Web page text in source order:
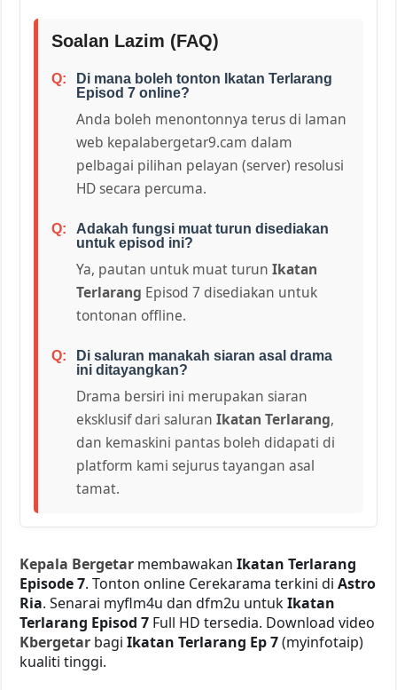
Soalan Lazim (FAQ)
Di mana boleh tonton Ikatan Terlarang
Episod 7 online?
Anda boleh menontonnya terus di laman
web kepalabergetar9.cam dalam
pelbagai pilihan pelayan (server) resolusi
HD secara percuma.
Adakah fungsi muat turun disediakan
untuk episod ini?
Ya, pautan untuk muat turunIkatan
Terlarang Episod 7 disediakan untuk
tontonan offline.
Di saluran manakah siaran asal drama
ini ditayangkan?
Drama bersiri ini merupakan siaran
eksklusif dari saluranIkatan Terlarang,
dan kemaskini pantas boleh didapati di
platform kami sejurus tayangan asal
tamat.
Kepala Bergetar membawakanIkatan Terlarang
Episode 7. Tonton online Cerekarama terkini diAstro
Ria. Senarai myflm4u dan dfm2u untukIkatan
Terlarang Episod 7 Full HD tersedia. Download video
Kbergetar bagiIkatan Terlarang Ep 7(myinfotaip)
kualiti tinggi.